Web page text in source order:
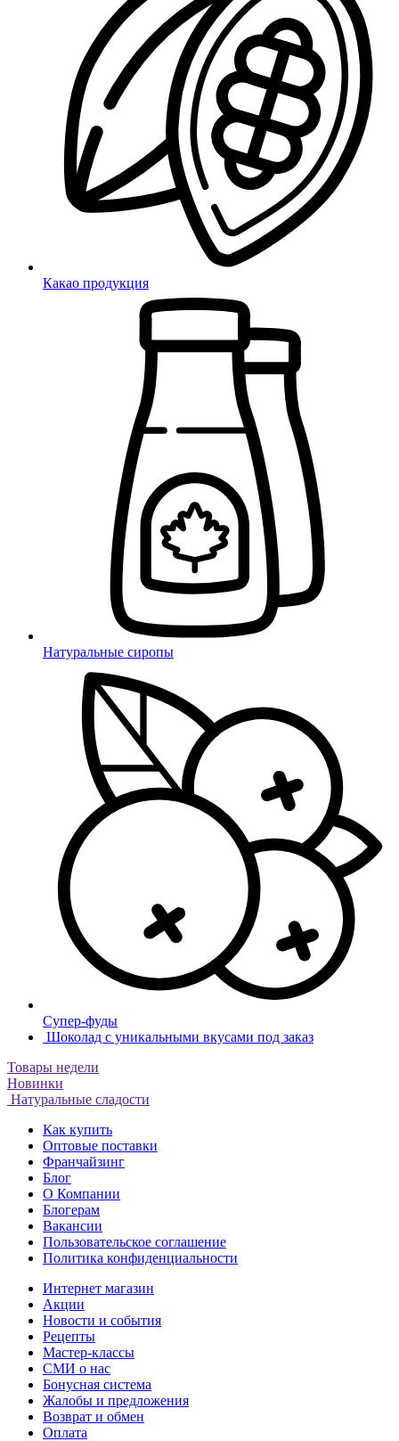
Какао продукция
Натуральные сиропы
Супер-фуды
Шоколад с уникальными вкусами под заказ
Товары недели
Новинки
Натуральные сладости
Как купить
Оптовые поставки
Франчайзинг
Блог
О Компании
Блогерам
Вакансии
Пользовательское соглашение
Политика конфиденциальности
Интернет магазин
Акции
Новости и события
Рецепты
Мастер-классы
СМИ о нас
Бонусная система
Жалобы и предложения
Возврат и обмен
Оплата